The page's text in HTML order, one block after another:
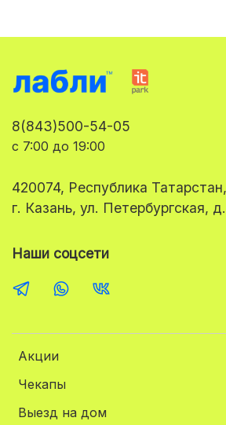
Акции
Чекапы
Выезд на дом
8(843)500-54-05
с 7:00 до 19:00
420074, Республика Татарстан,
г. Казань, ул. Петербургская,
Наши соцсети